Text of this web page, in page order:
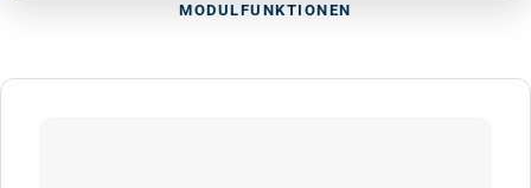
MODULFUNKTIONEN